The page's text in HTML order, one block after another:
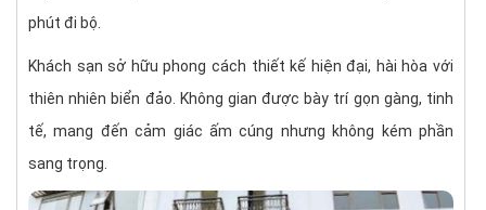
phút đi bộ.
Khách sạn sở hữu phong cách thiết kế hiện đại, hài hòa với
thiên nhiên biển đảo. Không gian được bày trí gọn gàng, tinh
tế, mang đến cảm giác ấm cúng nhưng không kém phần
sang trọng.